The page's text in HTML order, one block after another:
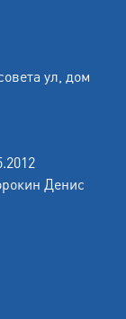
ул, дом
Денис